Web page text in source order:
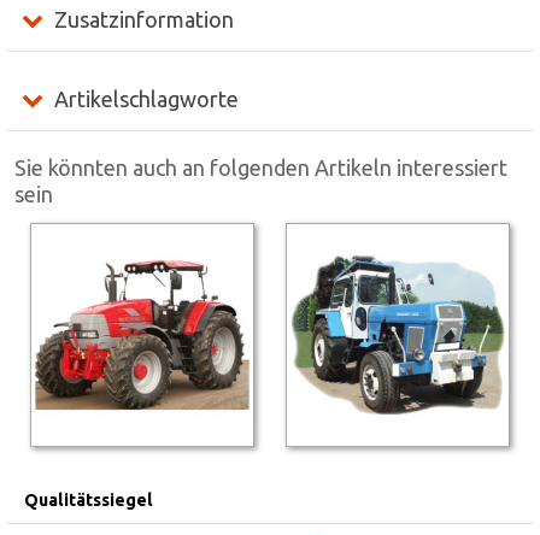
Zusatzinformation
Artikelschlagworte
Sie könnten auch an folgenden Artikeln interessiert
sein
Qualitätssiegel